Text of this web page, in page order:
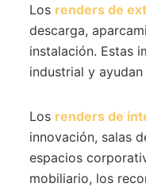
Los renders de
descarga,
instalación. Estas
industrial y
Los renders de
innovación, salas
espacios
mobiliario, los